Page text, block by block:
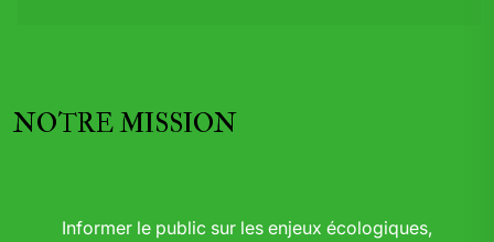
NOTRE MISSION
Informer le public sur les enjeux écologiques,